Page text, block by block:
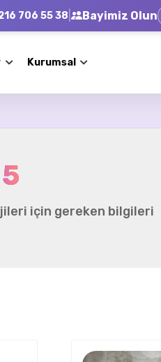
706 55 38 Bayimiz Olun
Kurumsal
için gereken bilgileri